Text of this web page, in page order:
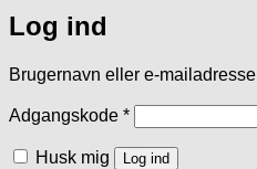
Log ind
Brugernavn eller e-mailadresse
Adgangskode *Påkrævet
Husk mig Log ind